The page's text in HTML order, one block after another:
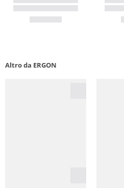
Altro da ERGON